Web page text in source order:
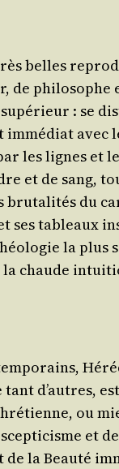
belles
de phi­lo­sophe
: se
les lignes et
et de sang,
du
ses tableaux
la
chaude
tant d’autres,
ou
et
la Beau­té